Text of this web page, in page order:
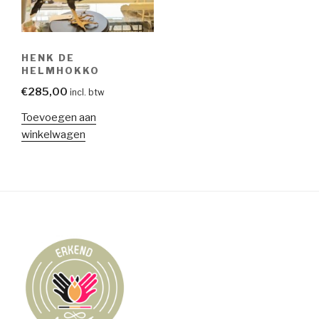
HENK DE
HELMHOKKO
€285,00 incl. btw
Toevoegen aan
winkelwagen